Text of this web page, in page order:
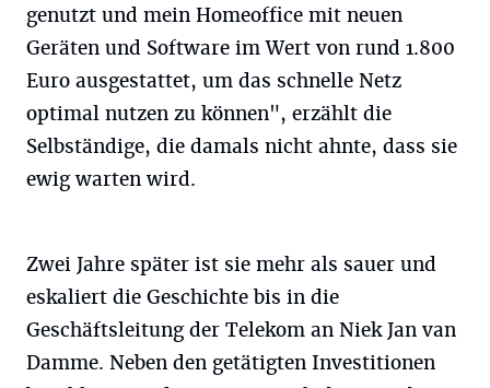
genutzt und mein Homeoffice mit neuen
Geräten und Software im Wert von rund 1.800
Euro ausgestattet, um das schnelle Netz
optimal nutzen zu können", erzählt die
Selbständige, die damals nicht ahnte, dass sie
ewig warten wird.
Zwei Jahre später ist sie mehr als sauer und
eskaliert die Geschichte bis in die
Geschäftsleitung der Telekom an Niek Jan van
Damme. Neben den getätigten Investitionen